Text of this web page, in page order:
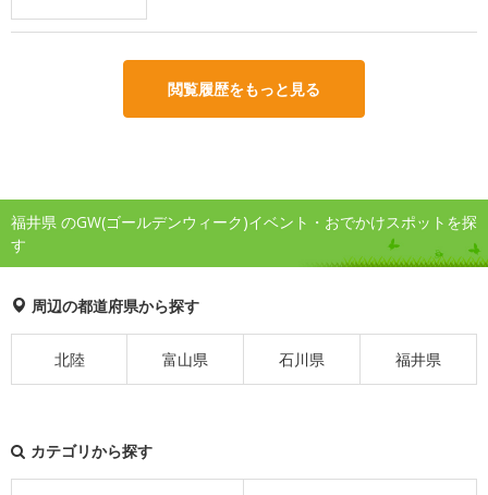
閲覧履歴をもっと見る
福井県 のGW(ゴールデンウィーク)イベント・おでかけスポットを探
す
周辺の都道府県から探す
北陸 富山県 石川県 福井県
カテゴリから探す